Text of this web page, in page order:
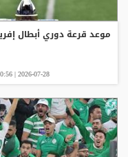
موعد قرعة دوري أبطال
2026-07-28 | 10:56 ص